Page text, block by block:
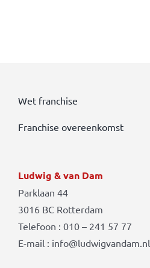
Wet franchise
Franchise overeenkomst
Ludwig & van Dam
Parklaan 44
3016 BC Rotterdam
Telefoon : 010 – 241 57 77
E-mail : info@ludwigvandam.nl